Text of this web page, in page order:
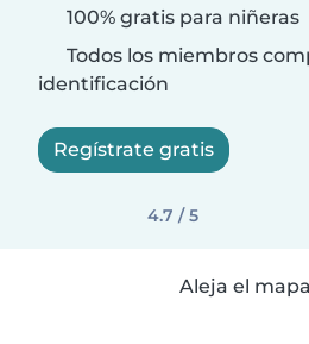
100% gratis para niñeras
Todos los miembros
identificación
Regístrate gratis
4.7 / 5
Aleja el